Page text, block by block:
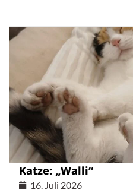
Katze: „Walli“
16. Juli 2026